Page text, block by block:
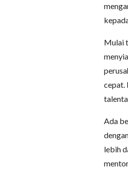
Mulai
cepat.
Ada
lebih